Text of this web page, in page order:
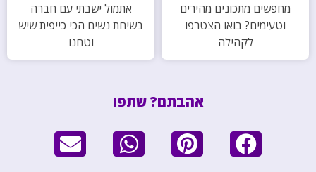
מחפשים מתכונים מהירים
וטעימים? בואו הצטרפו
לקהילה
אתמול ישבתי עם חברה
בשיחת נשים הכי כייפית שיש
וטחנו
אהבתם? שתפו